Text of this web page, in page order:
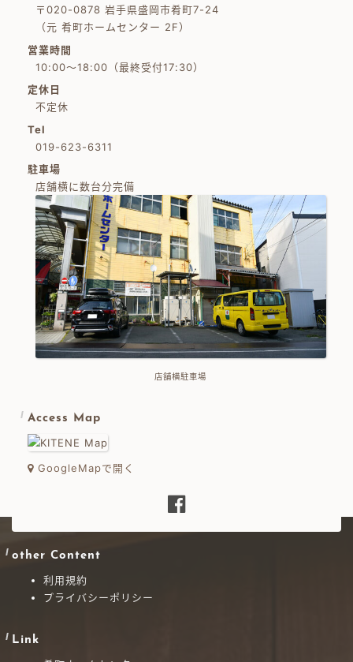
〒020-0878 岩手県盛岡市肴町7-24
（元 肴町ホームセンター 2F）
営業時間
10:00～18:00（最終受付17:30）
定休日
不定休
Tel
019-623-6311
駐車場
店舗横に数台分完備
店舗横駐車場
Access Map
GoogleMapで開く
other Content
利用規約
プライバシーポリシー
Link